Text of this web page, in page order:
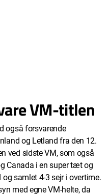
VM-titlen
også forsvarende
og Letland fra den 12.
ved sidste VM, som også
Canada i en super tæt og
samlet 4-3 sejr i overtime.
med egne VM-helte, da